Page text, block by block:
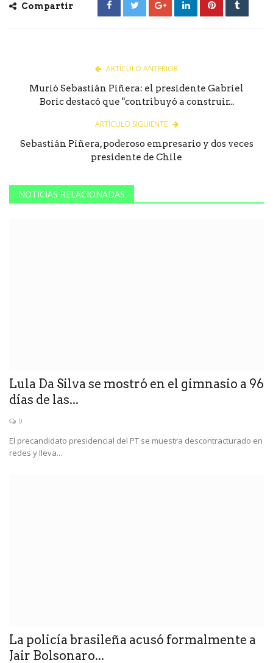
Compartir
ARTÍCULO ANTERIOR
Murió Sebastián Piñera: el presidente Gabriel
Boric destacó que "contribuyó a construir...
ARTÍCULO SIGUIENTE
Sebastián Piñera, poderoso empresario y dos veces
presidente de Chile
NOTICIAS RELACIONADAS
Lula Da Silva se mostró en el gimnasio a 96
días de las...
0
El precandidato presidencial del PT se muestra descontracturado en
redes y lleva...
La policía brasileña acusó formalmente a
Jair Bolsonaro...